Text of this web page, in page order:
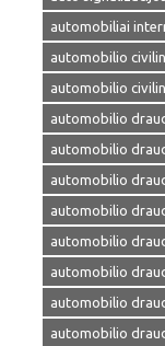
automobiliai
automobilio
automobilio
automobilio
automobilio
automobilio
automobilio
automobilio
automobilio
automobilio
automobilio